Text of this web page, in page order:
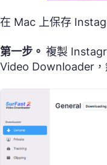
在 Mac 上保存
第一步。 複製
Video Downloader，